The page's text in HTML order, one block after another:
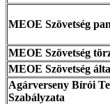
MEOE Szövetség
MEOE Szövetség
MEOE Szövetség
Agárverseny Bírói
Szabályzata